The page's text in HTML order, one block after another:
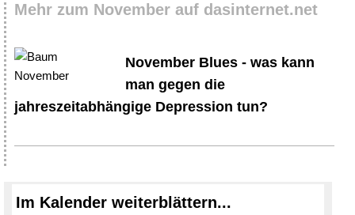
Mehr zum November auf dasinternet.net
November Blues - was kann
man gegen die
jahreszeitabhängige Depression tun?
Im Kalender weiterblättern...